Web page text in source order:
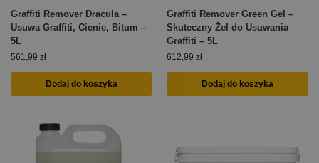
Graffiti Remover Dracula –
Usuwa Graffiti, Cienie, Bitum –
5L
561,99 zł
Dodaj do koszyka
Graffiti Remover Green Gel –
Skuteczny Żel do Usuwania
Graffiti – 5L
612,99 zł
Dodaj do koszyka